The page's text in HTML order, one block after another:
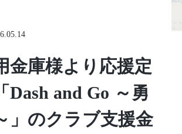
金庫様より応援定
Dash and Go ～勇
」のクラブ支援金